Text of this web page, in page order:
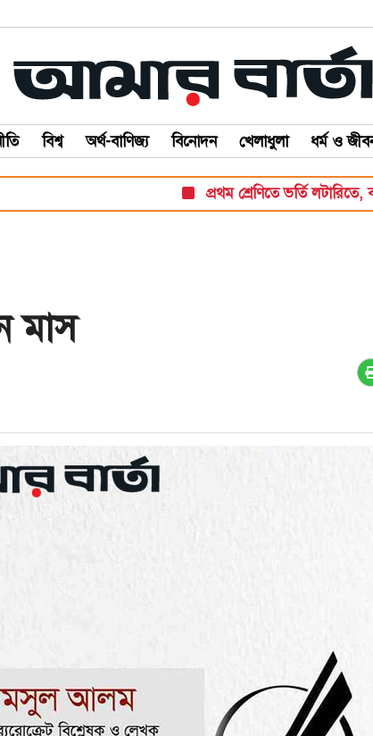
বিশ্ব অর্থ-বাণিজ্য বিনোদন খেলাধুলা ধর্ম ও
প্রথম শ্রেণিতে ভর্তি লটারিতে, বাকি
মাস